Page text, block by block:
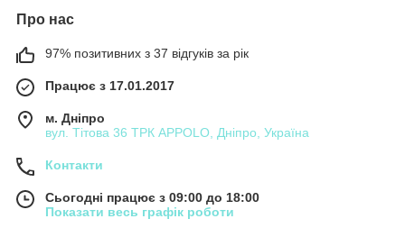
Про нас
97% позитивних з 37 відгуків за рік
Працює з 17.01.2017
м. Дніпро
вул. Тітова 36 ТРК APPOLO, Дніпро, Україна
Контакти
Сьогодні працює з 09:00 до 18:00
Показати весь графік роботи